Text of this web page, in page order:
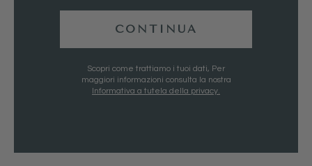
CONTINUA
Scopri come trattiamo i tuoi dati, Per
maggiori informazioni consulta la nostra
Informativa a tutela della privacy.